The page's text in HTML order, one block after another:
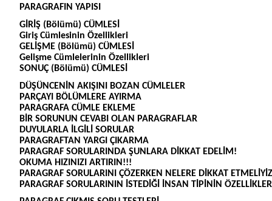
PARAGRAFIN YAPISI
GİRİŞ (Bölümü) CÜMLESİ
Giriş Cümlesinin Özellikleri
GELİŞME (Bölümü) CÜMLESİ
Gelişme Cümlelerinin Özellikleri
SONUÇ (Bölümü) CÜMLESİ
DÜŞÜNCENİN AKIŞINI BOZAN CÜMLELER
PARÇAYI BÖLÜMLERE AYIRMA
PARAGRAFA CÜMLE EKLEME
BİR SORUNUN CEVABI OLAN PARAGRAFLAR
DUYULARLA İLGİLİ SORULAR
PARAGRAFTAN YARGI ÇIKARMA
PARAGRAF SORULARINDA ŞUNLARA DİKKAT EDELİM!
OKUMA HIZINIZI ARTIRIN!!!
PARAGRAF SORULARINI ÇÖZERKEN NELERE DİKKAT
PARAGRAF SORULARININ İSTEDİĞİ İNSAN TİPİNİN